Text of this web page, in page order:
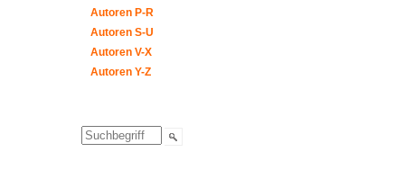
Autoren P-R
Autoren S-U
Autoren V-X
Autoren Y-Z